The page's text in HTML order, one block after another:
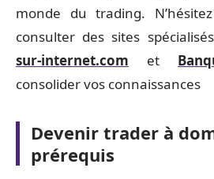
monde du trading.
consulter des sites
sur-internet.com et
consolider vos connaissances
Devenir trader à
prérequis